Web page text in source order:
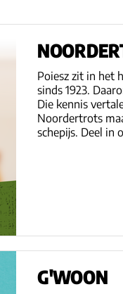
Poiesz zit in het
sinds 1923.
Die kennis
Noordertrots
schepijs. Deel in
G'WOON